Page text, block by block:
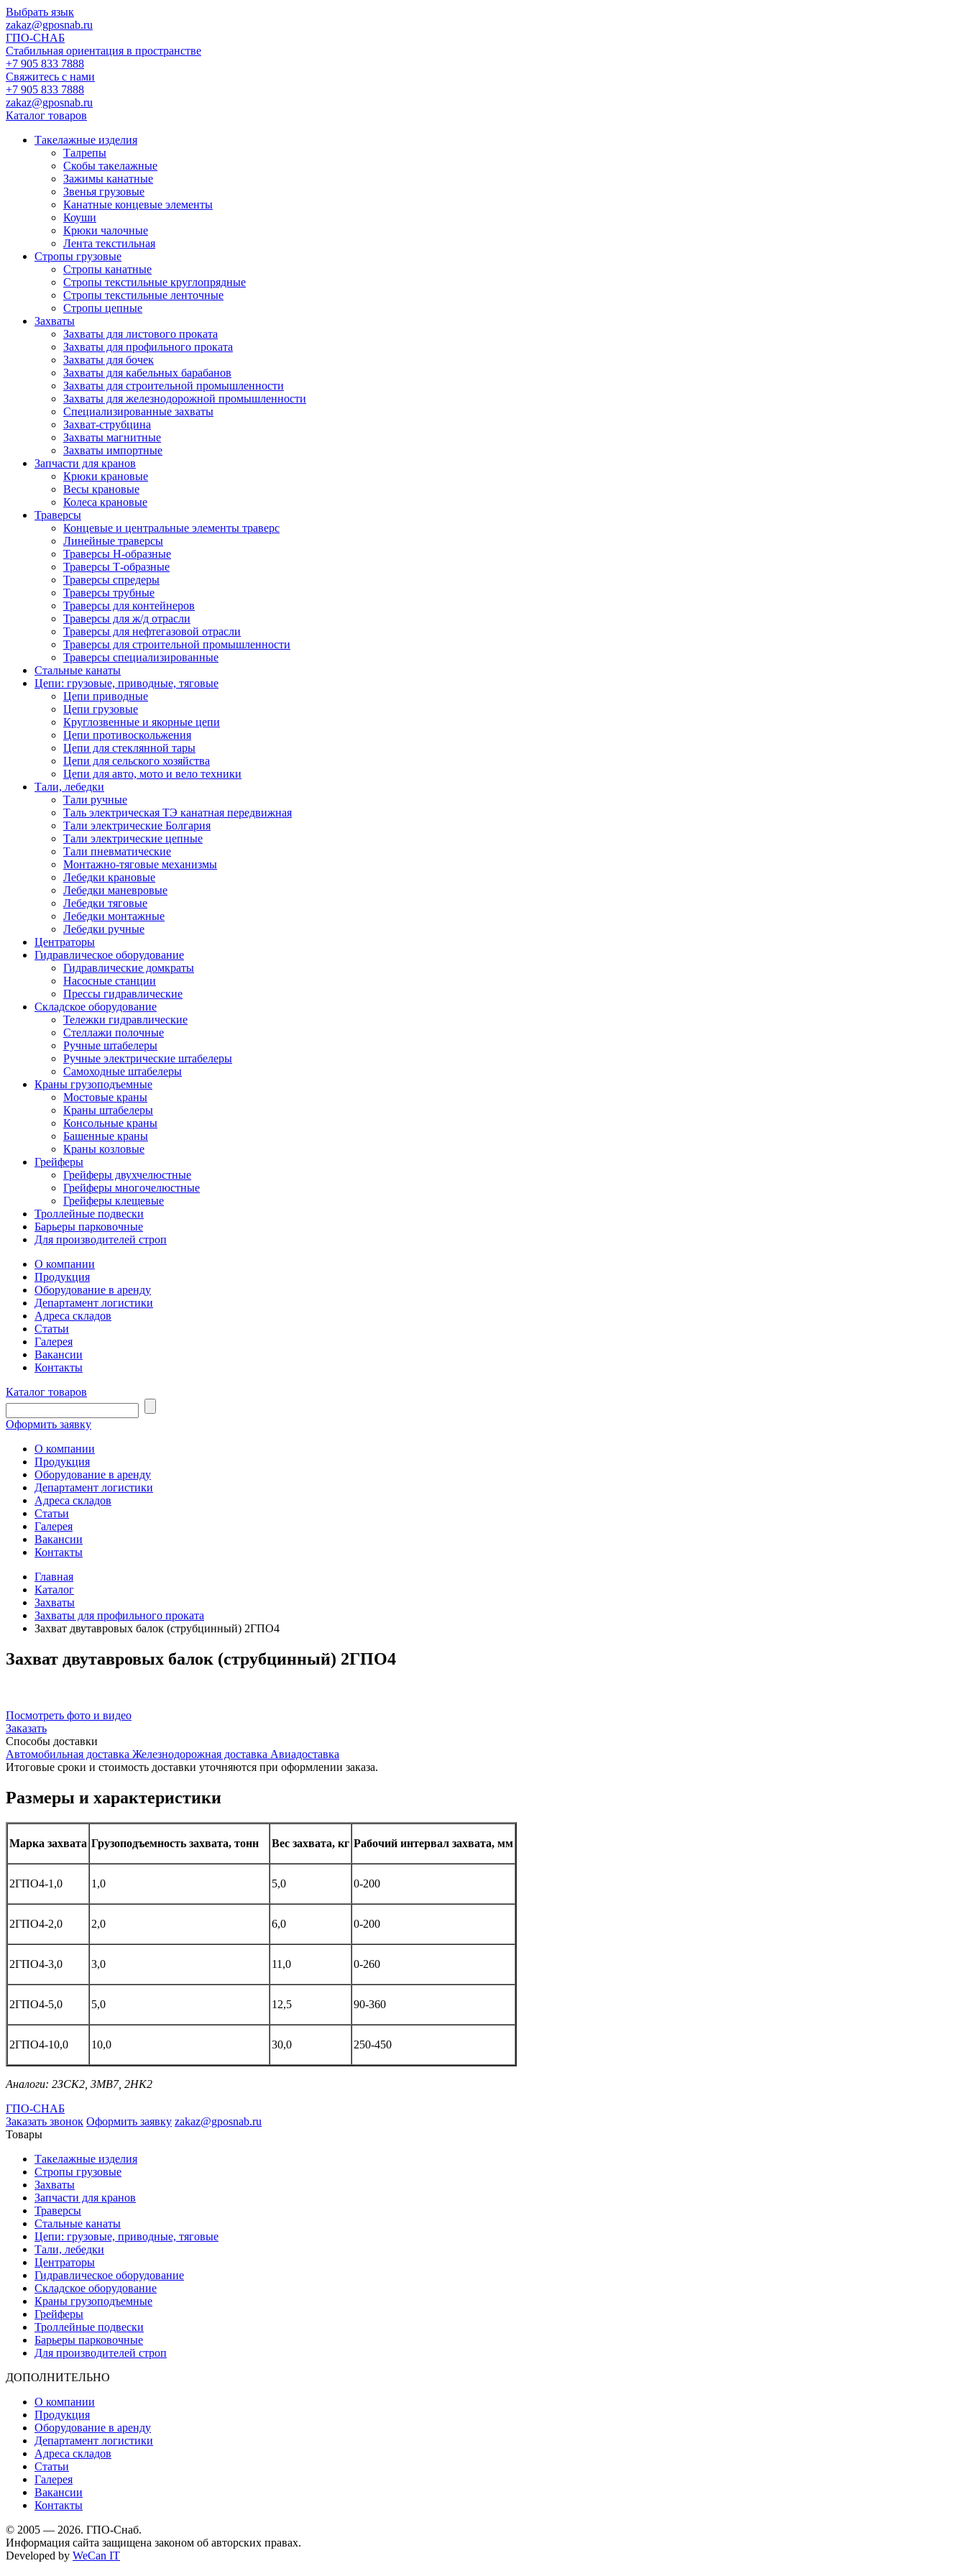
Выбрать язык
zakaz@gposnab.ru
ГПО-СНАБ
Стабильная ориентация в пространстве
+7 905 833 7888
Свяжитесь с нами
+7 905 833 7888
zakaz@gposnab.ru
Каталог товаров
Такелажные изделия
Талрепы
Скобы такелажные
Зажимы канатные
Звенья грузовые
Канатные концевые элементы
Коуши
Крюки чалочные
Лента текстильная
Стропы грузовые
Стропы канатные
Стропы текстильные круглопрядные
Стропы текстильные ленточные
Стропы цепные
Захваты
Захваты для листового проката
Захваты для профильного проката
Захваты для бочек
Захваты для кабельных барабанов
Захваты для строительной промышленности
Захваты для железнодорожной промышленности
Специализированные захваты
Захват-струбцина
Захваты магнитные
Захваты импортные
Запчасти для кранов
Крюки крановые
Весы крановые
Колеса крановые
Траверсы
Концевые и центральные элементы траверс
Линейные траверсы
Траверсы Н-образные
Траверсы Т-образные
Траверсы спредеры
Траверсы трубные
Траверсы для контейнеров
Траверсы для ж/д отрасли
Траверсы для нефтегазовой отрасли
Траверсы для строительной промышленности
Траверсы специализированные
Стальные канаты
Цепи: грузовые, приводные, тяговые
Цепи приводные
Цепи грузовые
Круглозвенные и якорные цепи
Цепи противоскольжения
Цепи для стеклянной тары
Цепи для сельского хозяйства
Цепи для авто, мото и вело техники
Тали, лебедки
Тали ручные
Таль электрическая ТЭ канатная передвижная
Тали электрические Болгария
Тали электрические цепные
Тали пневматические
Монтажно-тяговые механизмы
Лебедки крановые
Лебедки маневровые
Лебедки тяговые
Лебедки монтажные
Лебедки ручные
Центраторы
Гидравлическое оборудование
Гидравлические домкраты
Насосные станции
Прессы гидравлические
Складское оборудование
Тележки гидравлические
Cтеллажи полочные
Ручные штабелеры
Ручные электрические штабелеры
Самоходные штабелеры
Краны грузоподъемные
Мостовые краны
Краны штабелеры
Консольные краны
Башенные краны
Краны козловые
Грейферы
Грейферы двухчелюстные
Грейферы многочелюстные
Грейферы клещевые
Троллейные подвески
Барьеры парковочные
Для производителей строп
О компании
Продукция
Оборудование в аренду
Департамент логистики
Адреса складов
Статьи
Галерея
Вакансии
Контакты
Каталог товаров
Оформить заявку
О компании
Продукция
Оборудование в аренду
Департамент логистики
Адреса складов
Статьи
Галерея
Вакансии
Контакты
Главная
Каталог
Захваты
Захваты для профильного проката
Захват двутавровых балок (струбцинный) 2ГПО4
Захват двутавровых балок (струбцинный) 2ГПО4
Посмотреть фото и видео
Заказать
Способы доставки
Автомобильная доставка Железнодорожная доставка Авиадоставка
Итоговые сроки и стоимость доставки уточняются при оформлении заказа.
Размеры и характеристики
Марка захвата Грузоподъемность захвата, тонн Вес захвата, кг Рабочий интервал захвата, мм
2ГПО4-1,0 1,0 5,0 0-200
2ГПО4-2,0 2,0 6,0 0-200
2ГПО4-3,0 3,0 11,0 0-260
2ГПО4-5,0 5,0 12,5 90-360
2ГПО4-10,0 10,0 30,0 250-450
Аналоги: 2ЗСК2, 3МВ7, 2НК2
ГПО-СНАБ
Заказать звонок Оформить заявку zakaz@gposnab.ru
Товары
Такелажные изделия
Стропы грузовые
Захваты
Запчасти для кранов
Траверсы
Стальные канаты
Цепи: грузовые, приводные, тяговые
Тали, лебедки
Центраторы
Гидравлическое оборудование
Складское оборудование
Краны грузоподъемные
Грейферы
Троллейные подвески
Барьеры парковочные
Для производителей строп
ДОПОЛНИТЕЛЬНО
О компании
Продукция
Оборудование в аренду
Департамент логистики
Адреса складов
Статьи
Галерея
Вакансии
Контакты
© 2005 — 2026. ГПО-Снаб.
Информация сайта защищена законом об авторских правах.
Developed by WeCan IT